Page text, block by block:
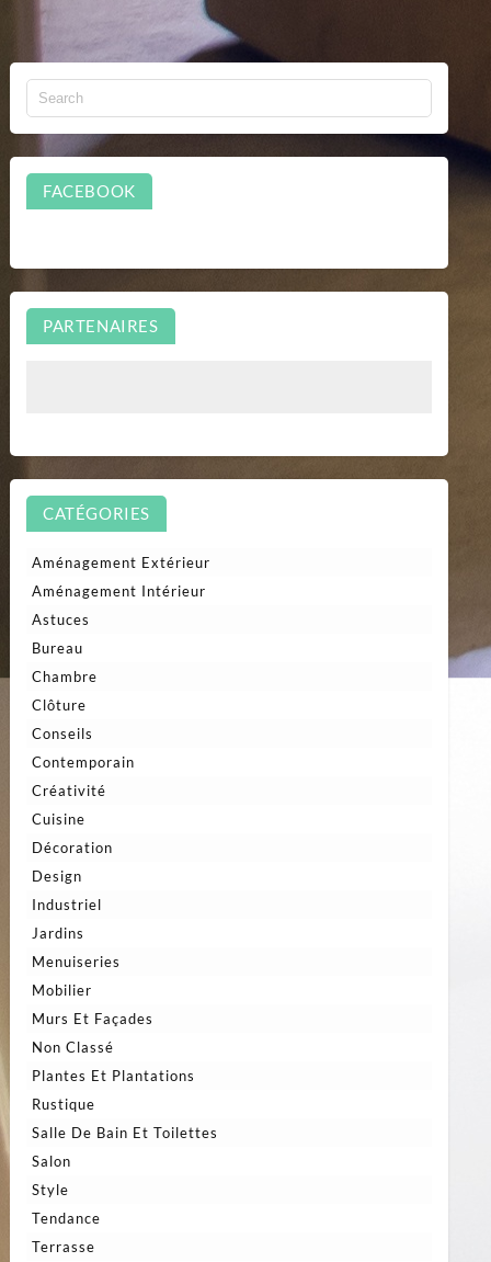
FACEBOOK
PARTENAIRES
CATÉGORIES
Aménagement Extérieur
Aménagement Intérieur
Astuces
Bureau
Chambre
Clôture
Conseils
Contemporain
Créativité
Cuisine
Décoration
Design
Industriel
Jardins
Menuiseries
Mobilier
Murs Et Façades
Non Classé
Plantes Et Plantations
Rustique
Salle De Bain Et Toilettes
Salon
Style
Tendance
Terrasse